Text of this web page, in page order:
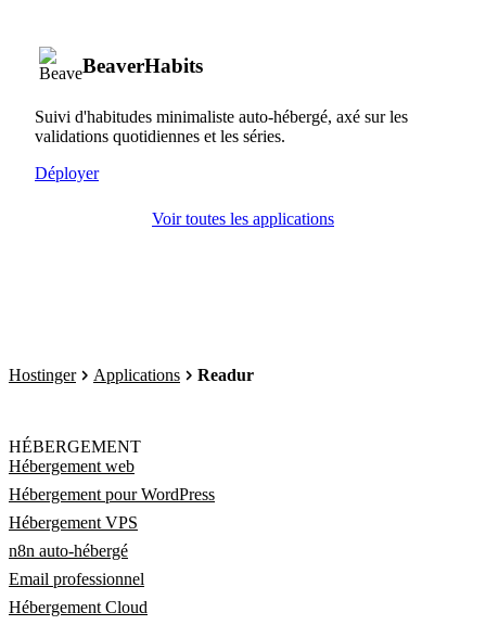
BeaverHabits
Suivi d'habitudes minimaliste auto-hébergé, axé sur les
validations quotidiennes et les séries.
Déployer
Voir toutes les applications
Hostinger Applications Readur
HÉBERGEMENT
Hébergement web
Hébergement pour WordPress
Hébergement VPS
n8n auto-hébergé
Email professionnel
Hébergement Cloud